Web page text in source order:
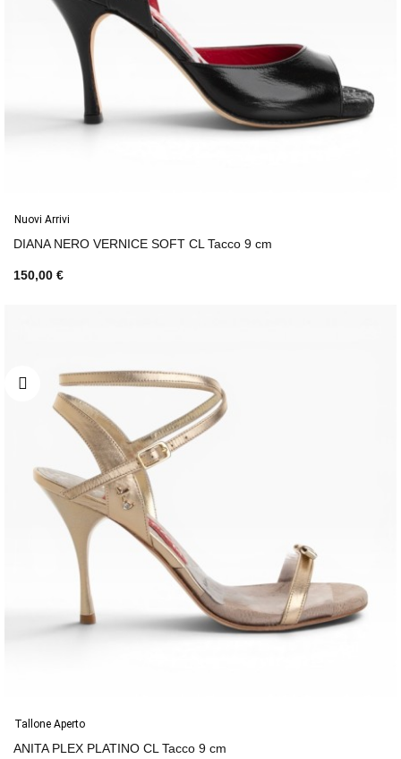
Nuovi Arrivi
DIANA NERO VERNICE SOFT CL Tacco 9 cm
150,00 €
Tallone Aperto
ANITA PLEX PLATINO CL Tacco 9 cm